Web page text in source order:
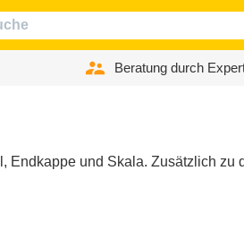
Beratung durch
und Skala. Zusätzlich zu